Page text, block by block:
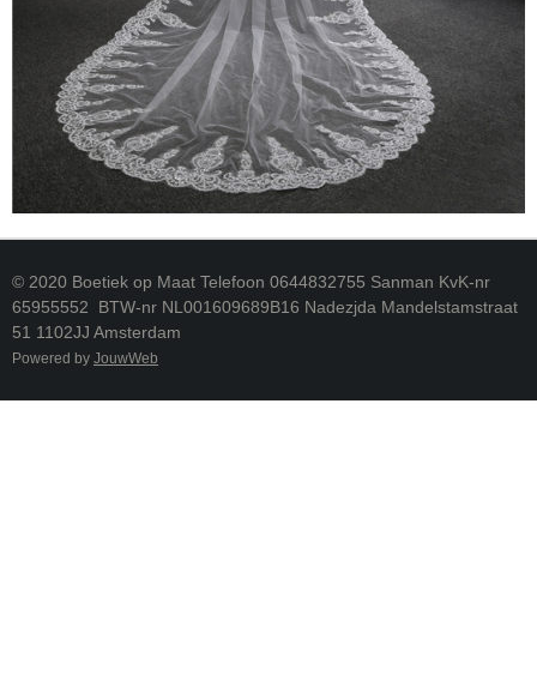
© 2020 Boetiek op Maat Telefoon 0644832755 Sanman KvK-nr
65955552 BTW-nr NL001609689B16 Nadezjda Mandelstamstraat
51 1102JJ Amsterdam
Powered by JouwWeb